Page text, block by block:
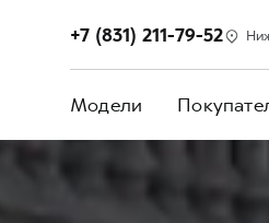
+7 (831) 211-79-52
Модели